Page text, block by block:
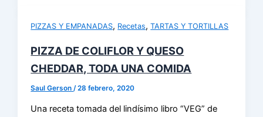
PIZZAS Y EMPANADAS, Recetas,TARTAS Y TORTILLAS
PIZZA DE COLIFLOR Y QUESO
CHEDDAR, TODA UNA COMIDA
Saul Gerson /28 febrero, 2020
Una receta tomada del lindísimo libro “VEG” de